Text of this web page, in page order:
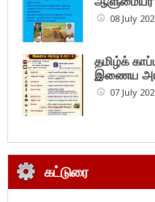
08 July
தமிழ்க்
இணைய
07 July
கட்டுரை